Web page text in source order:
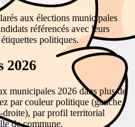
aux élections municipales
référencés avec leurs
politiques.
2026
municipales 2026 dans plus de
par couleur politique (gauche,
droite), par profil territorial
de commune.